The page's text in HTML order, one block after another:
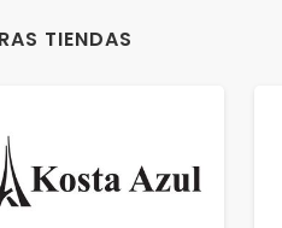
TIENDAS